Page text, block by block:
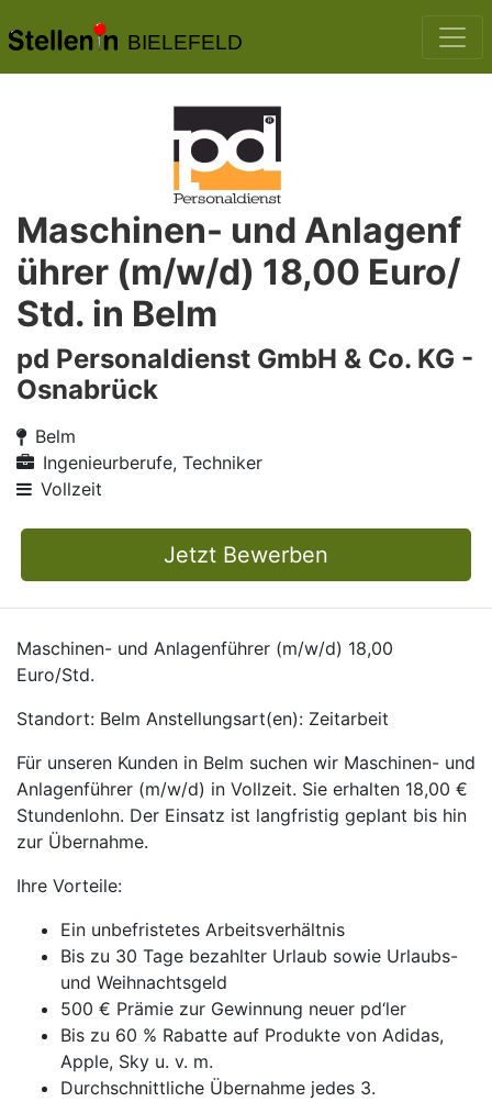
BIELEFELD
Maschinen- und Anlagenf
ührer (m/w/d) 18,00 Euro/
Std. in Belm
pd Personaldienst GmbH & Co. KG -
Osnabrück
Belm
Ingenieurberufe, Techniker
Vollzeit
Jetzt Bewerben
Maschinen- und Anlagenführer (m/w/d) 18,00
Euro/Std.
Standort: Belm Anstellungsart(en): Zeitarbeit
Für unseren Kunden in Belm suchen wir Maschinen- und
Anlagenführer (m/w/d) in Vollzeit. Sie erhalten 18,00 €
Stundenlohn. Der Einsatz ist langfristig geplant bis hin
zur Übernahme.
Ihre Vorteile:
Ein unbefristetes Arbeitsverhältnis
Bis zu 30 Tage bezahlter Urlaub sowie Urlaubs-
und Weihnachtsgeld
500 € Prämie zur Gewinnung neuer pd‘ler
Bis zu 60 % Rabatte auf Produkte von Adidas,
Apple, Sky u. v. m.
Durchschnittliche Übernahme jedes 3.